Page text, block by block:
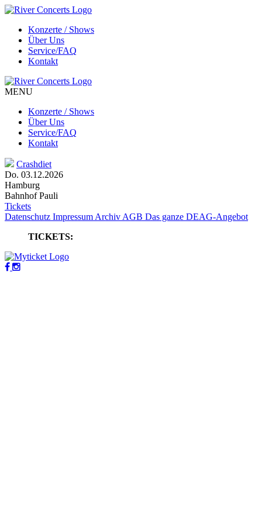
Konzerte / Shows
Über Uns
Service/FAQ
Kontakt
MENU
Konzerte / Shows
Über Uns
Service/FAQ
Kontakt
Crashdiet
Do. 03.12.2026
Hamburg
Bahnhof Pauli
Tickets
Datenschutz Impressum Archiv AGB Das ganze DEAG-Angebot
TICKETS: